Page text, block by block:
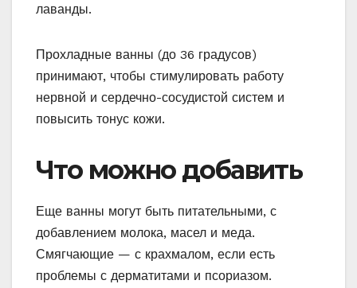
лаванды.
Прохладные ванны (до 36 градусов)
принимают, чтобы стимулировать работу
нервной и сердечно-сосудистой систем и
повысить тонус кожи.
Что можно добавить
Еще ванны могут быть питательными, с
добавлением молока, масел и меда.
Смягчающие — с крахмалом, если есть
проблемы с дерматитами и псориазом.